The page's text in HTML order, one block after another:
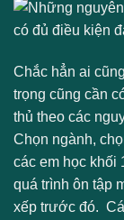
Chắc hẳn ai
trọng cũng cần
thủ theo các
Chọn ngành,
các em học khối
quá trình ôn tập
xếp trước đó.